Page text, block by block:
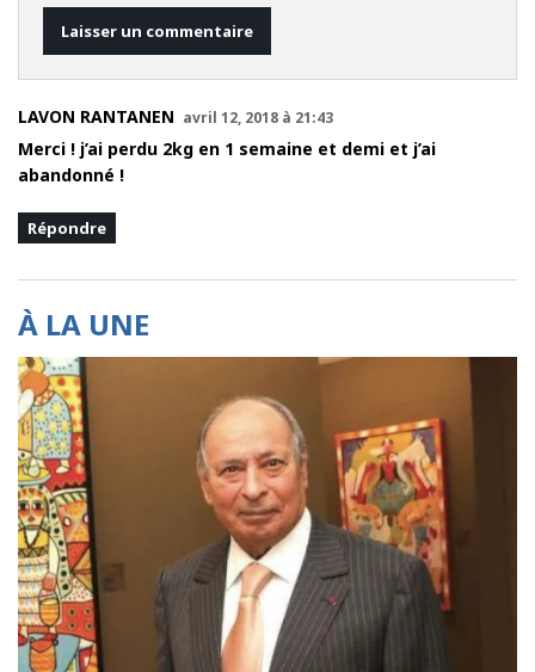
LAVON RANTANEN avril 12, 2018 à 21:43
Merci ! j’ai perdu 2kg en 1 semaine et demi et j’ai
abandonné !
Répondre
À LA UNE